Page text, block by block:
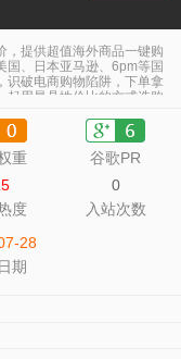
，提供超值海外商品一键购
国、日本亚马逊、6pm等国
识破电商购物陷阱，下单拿
起用最具性价比的方式选购
重 谷歌PR
度
0
入站次数
28
期